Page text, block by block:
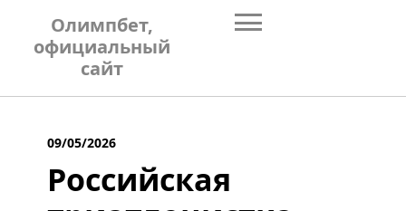
content
Олимпбет,
официальный
сайт
09/05/2026
Российская